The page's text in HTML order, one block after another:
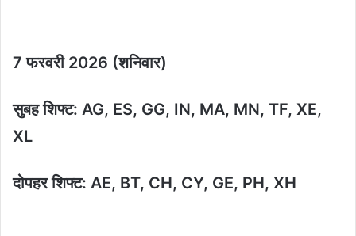
7 फरवरी 2026 (शनिवार)
सुबह शिफ्ट: AG, ES, GG, IN, MA, MN, TF, XE,
XL
दोपहर शिफ्ट: AE, BT, CH, CY, GE, PH, XH